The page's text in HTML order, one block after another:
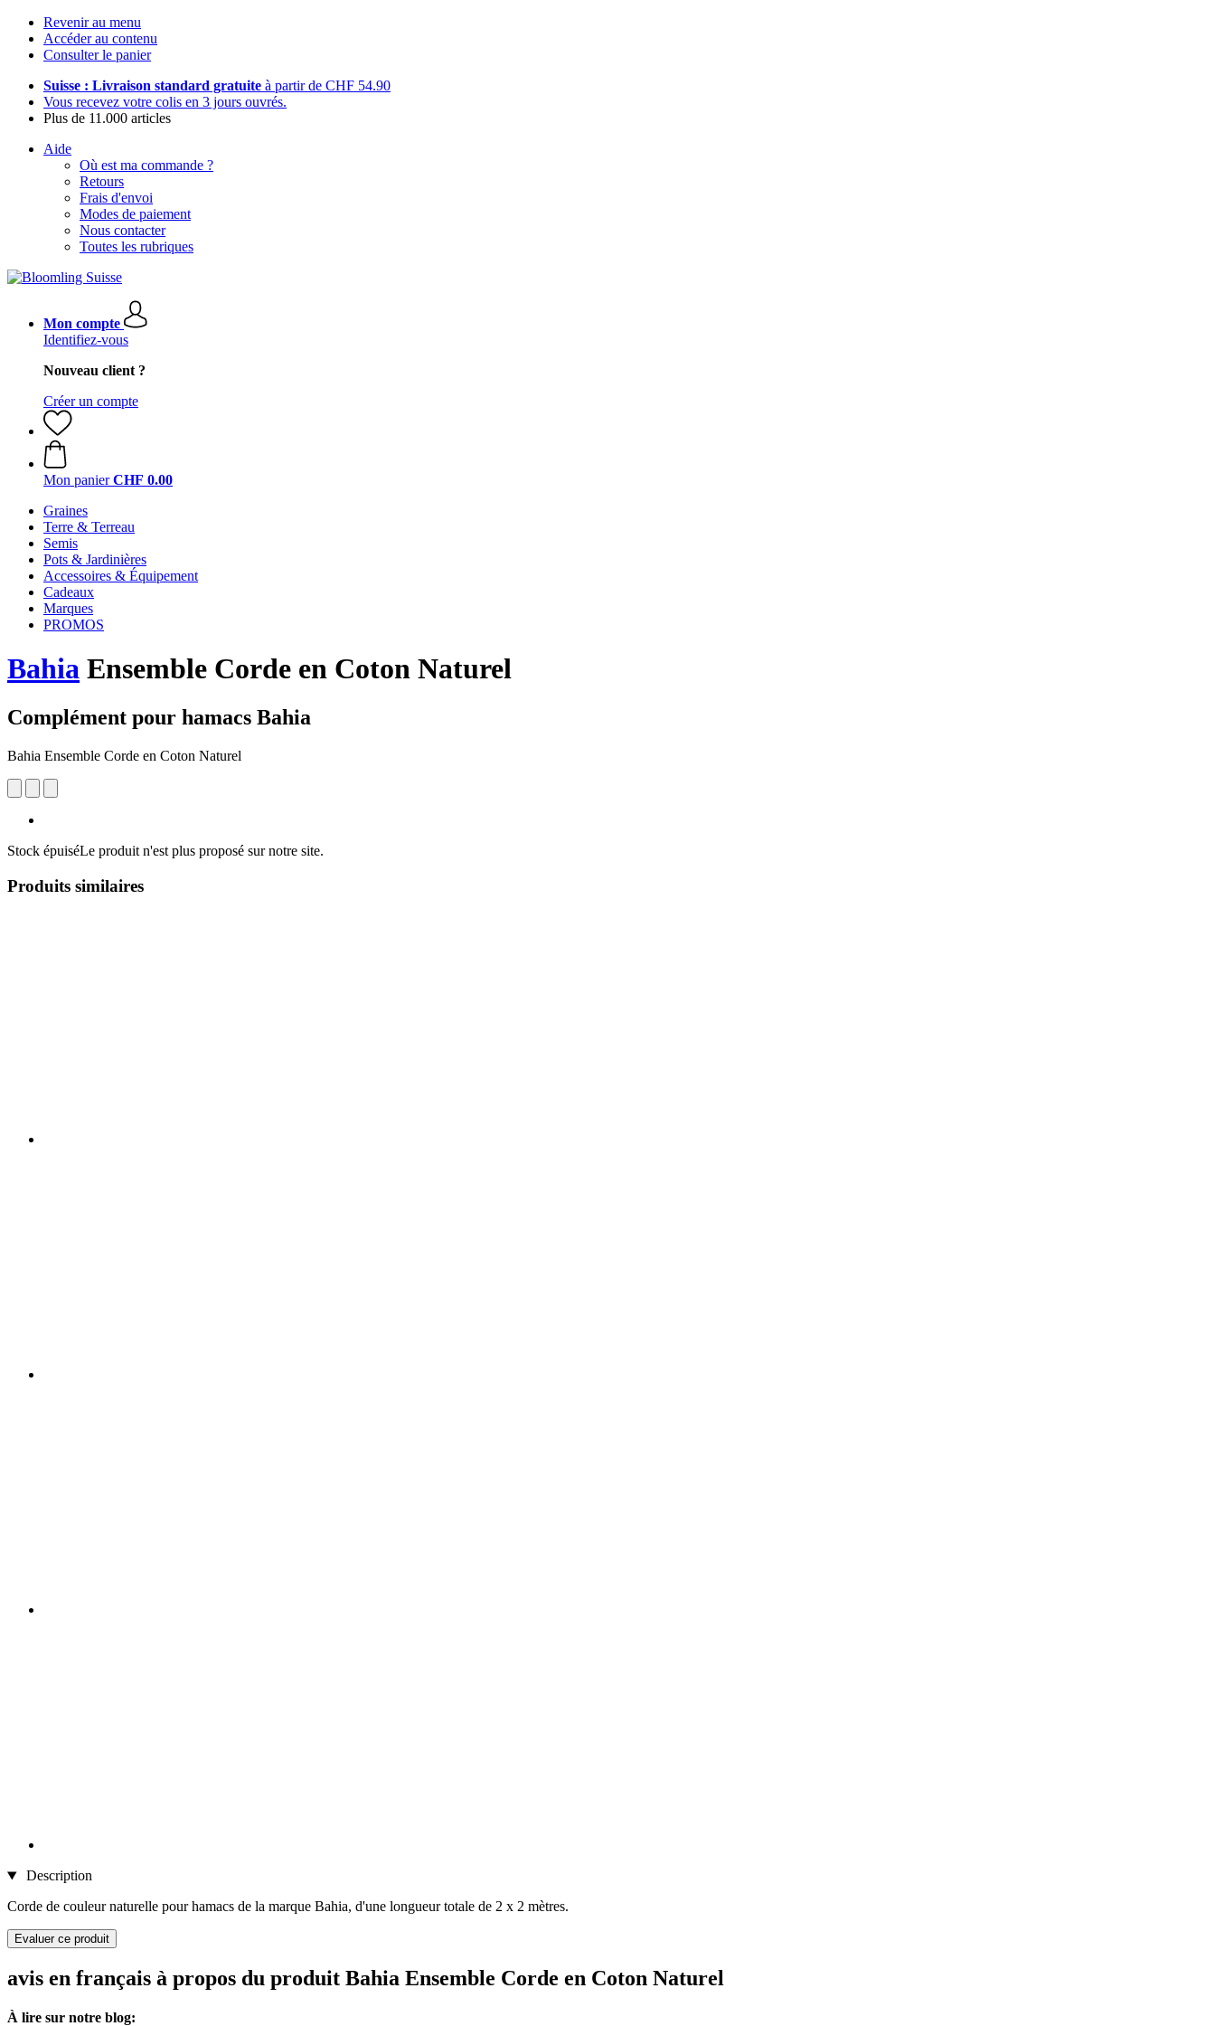
Revenir au menu
Accéder au contenu
Consulter le panier
Suisse : Livraison standard gratuite à partir de CHF 54.90
Vous recevez votre colis en 3 jours ouvrés.
Plus de 11.000 articles
Aide
Où est ma commande ?
Retours
Frais d'envoi
Modes de paiement
Nous contacter
Toutes les rubriques
Mon compte
Identifiez-vous
Nouveau client ?
Créer un compte
Mon panier CHF 0.00
Graines
Terre & Terreau
Semis
Pots & Jardinières
Accessoires & Équipement
Cadeaux
Marques
PROMOS
Bahia Ensemble Corde en Coton Naturel
Complément pour hamacs Bahia
Bahia Ensemble Corde en Coton Naturel
Stock épuiséLe produit n'est plus proposé sur notre site.
Produits similaires
Description
Corde de couleur naturelle pour hamacs de la marque Bahia, d'une longueur totale de 2 x 2 mètres.
Evaluer ce produit
avis en français à propos du produit Bahia Ensemble Corde en Coton Naturel
À lire sur notre blog: